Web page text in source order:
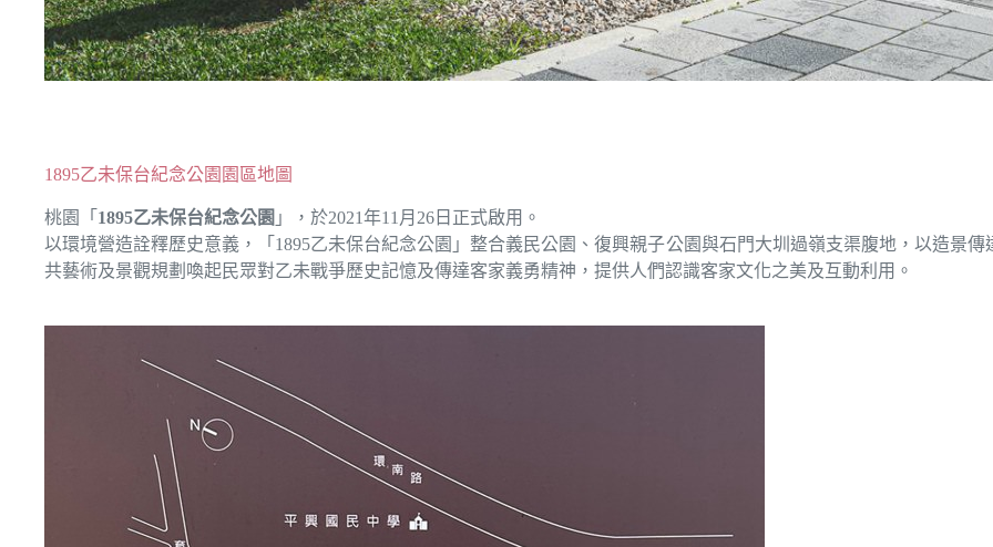
1895乙未保台紀念公園園區地圖
桃園「 1895乙未保台紀念公園 」，於2021年11月26日正式啟用。
以環境營造詮釋歷史意義，「1895乙未保台紀念公園」整合義民公園、復興親子公園與石門大圳過嶺支渠腹地，以造景
共藝術及景觀規劃喚起民眾對乙未戰爭歷史記憶及傳達客家義勇精神，提供人們認識客家文化之美及互動利用。